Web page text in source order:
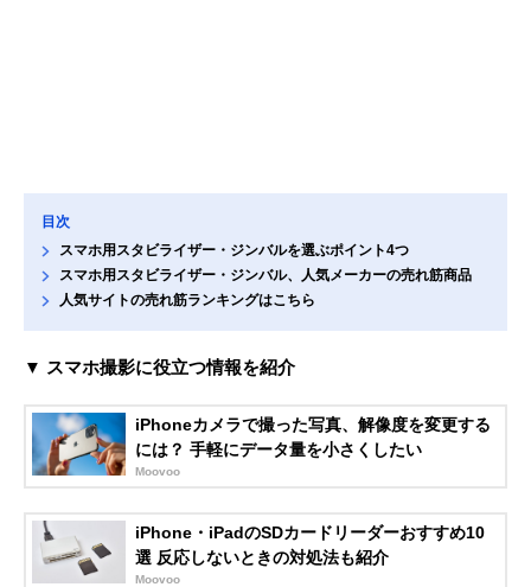
目次
スマホ用スタビライザー・ジンバルを選ぶポイント4つ
スマホ用スタビライザー・ジンバル、人気メーカーの売れ筋商品
人気サイトの売れ筋ランキングはこちら
▼ スマホ撮影に役立つ情報を紹介
iPhoneカメラで撮った写真、解像度を変更する
には？ 手軽にデータ量を小さくしたい
Moovoo
iPhone・iPadのSDカードリーダーおすすめ10
選 反応しないときの対処法も紹介
Moovoo